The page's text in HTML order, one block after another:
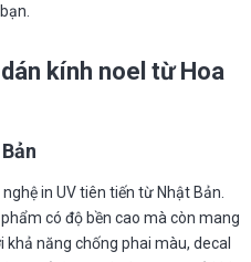
kính noel từ Hoa
in UV tiên tiến từ Nhật Bản.
có độ bền cao mà còn mang
khả năng chống phai màu, decal